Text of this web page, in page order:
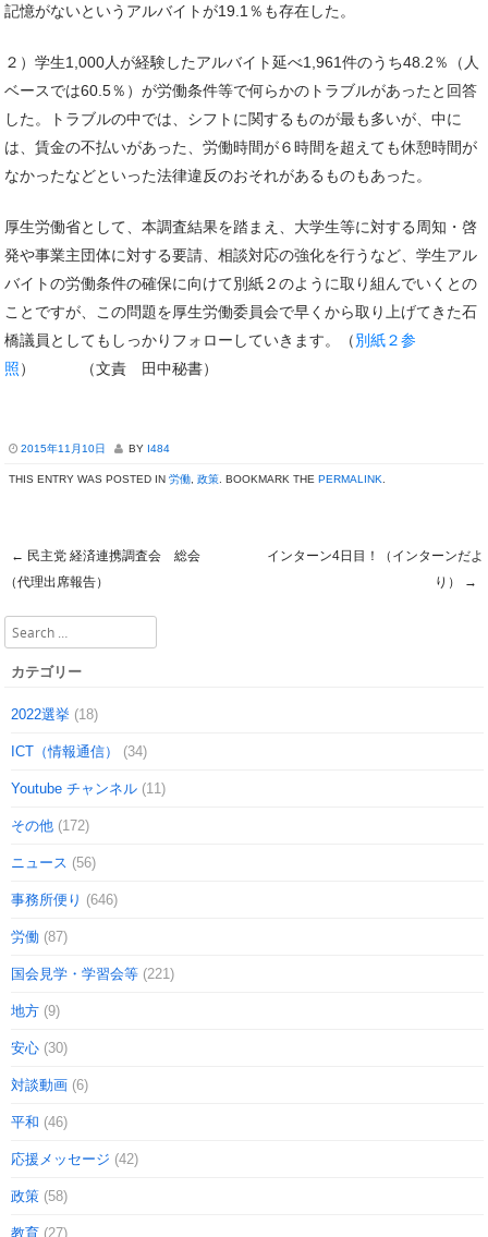
記憶がないというアルバイトが19.1％も存在した。
２）学生1,000人が経験したアルバイト延べ1,961件のうち48.2％（人
ベースでは60.5％）が労働条件等で何らかのトラブルがあったと回答
した。トラブルの中では、シフトに関するものが最も多いが、中に
は、賃金の不払いがあった、労働時間が６時間を超えても休憩時間が
なかったなどといった法律違反のおそれがあるものもあった。
厚生労働省として、本調査結果を踏まえ、大学生等に対する周知・啓
発や事業主団体に対する要請、相談対応の強化を行うなど、学生アル
バイトの労働条件の確保に向けて別紙２のように取り組んでいくとの
ことですが、この問題を厚生労働委員会で早くから取り上げてきた石
橋議員としてもしっかりフォローしていきます。（別紙２参
照） （文責 田中秘書）
2015年11月10日 BY I484
THIS ENTRY WAS POSTED IN 労働 政策 . BOOKMARK THE PERMALINK
Post navigation
← 民主党 経済連携調査会 総会
（代理出席報告）
インターン4日目！（インターンだよ
り）
→
Search
カテゴリー
2022選挙 (18)
ICT（情報通信） (34)
Youtube チャンネル (11)
その他 (172)
ニュース (56)
事務所便り (646)
労働 (87)
国会見学・学習会等 (221)
地方 (9)
安心 (30)
対談動画 (6)
平和 (46)
応援メッセージ (42)
政策 (58)
教育 (27)